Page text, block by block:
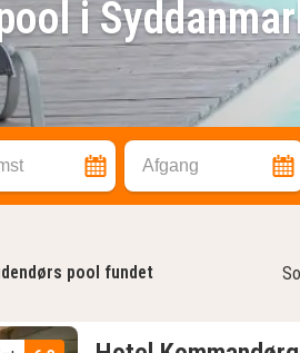
i
Afgang
pool fundet